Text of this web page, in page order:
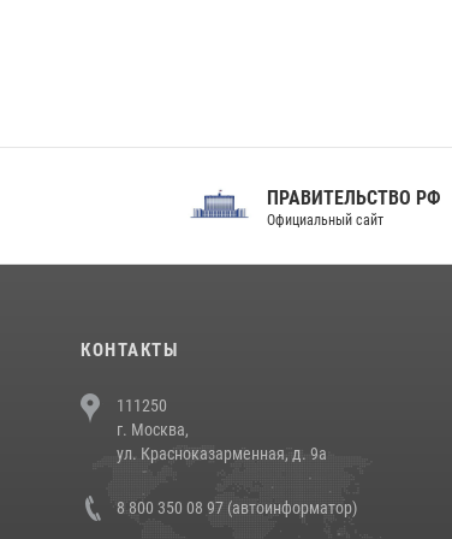
ПРАВИТЕЛЬСТВО РФ
Официальный сайт
КОНТАКТЫ
111250
г. Москва,
ул. Красноказарменная, д. 9а
8 800 350 08 97 (автоинформатор)